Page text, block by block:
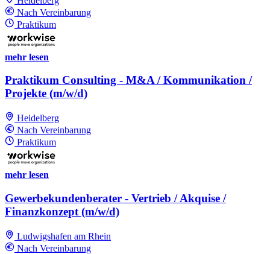
Nach Vereinbarung
Praktikum
mehr lesen
Praktikum Consulting - M&A / Kommunikation /
Projekte (m/w/d)
Heidelberg
Nach Vereinbarung
Praktikum
mehr lesen
Gewerbekundenberater - Vertrieb / Akquise /
Finanzkonzept (m/w/d)
Ludwigshafen am Rhein
Nach Vereinbarung